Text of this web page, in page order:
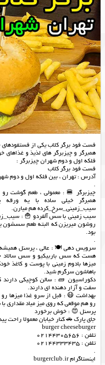
فست فود برگر کلاب یکی از
همبرگر و چیزبرگر های لذیذ و
فلکه اول و دوم شهران چیزبرگر :
فست فود برگر کلاب
آدرس : تهران ، بین فلکه اول و دوم
.
چیزبرگر 🍔 : معمولی ، طعم گوشت
همبرگر خیلی ساده با یه ورقه
سیب_زمینی_سرخ_کرده هم میارن.
سیب زمینی با سس آلفردو 🍟 :
روشون میریزن که البته طعم
بود.
.
سرویس دهی 🍽 : عالی ، پرسنل
هست که سس باربیکیو و سس سالاد
میزها بادوم زمینی با پوست و کاغذ
باهاشون سرگرم شید.
دکوراسیون 🧱 : سالن کوچیکی
سفت و آزار دهنده ای دارند.
بهداشت 😷 : قبل از سرو غذا میزها رو
رو هم موقعی که روی میز میاد مقداری
پرسنل 😍 : خوش برخورد
جای پارک 🚗 کنار خیابان معمولا راحت
burger cheeseburger
تلفن : 02144305656
تلفن : 02144333435
.
اینستاگرام burgerclub.ir